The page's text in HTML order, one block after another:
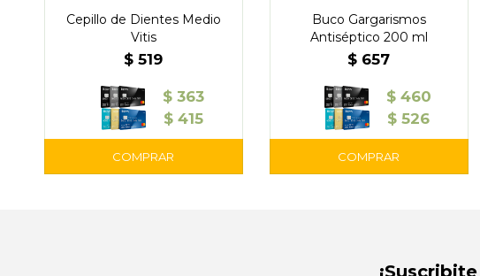
Cepillo de Dientes Medio
Vitis
$ 519
$ 363
$ 415
Buco Gargarismos
Antiséptico 200 ml
$ 657
$ 460
$ 526